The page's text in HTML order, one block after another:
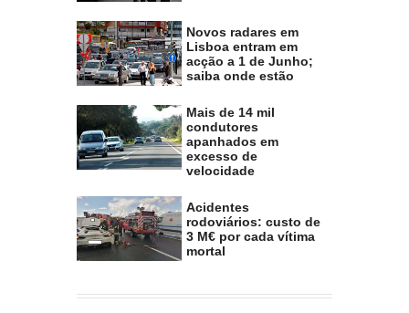
Novos radares em
Lisboa entram em
acção a 1 de Junho;
saiba onde estão
Mais de 14 mil
condutores
apanhados em
excesso de
velocidade
Acidentes
rodoviários: custo de
3 M€ por cada vítima
mortal